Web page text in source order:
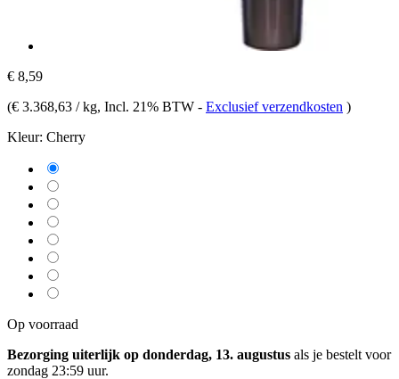
€ 8,59
(€ 3.368,63 / kg, Incl. 21% BTW - Exclusief verzendkosten )
Kleur: Cherry
Op voorraad
Bezorging uiterlijk op donderdag, 13. augustus als je bestelt voor
zondag 23:59 uur.